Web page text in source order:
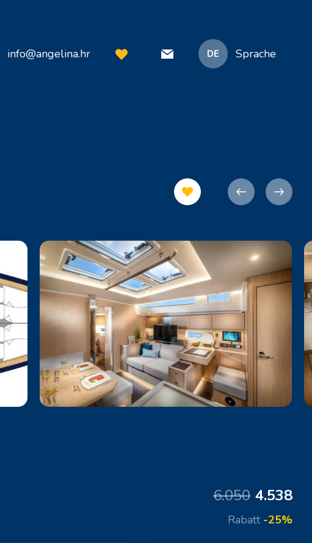
info@angelina.hr DE Sprache
6.050 4.538
Rabatt -25%